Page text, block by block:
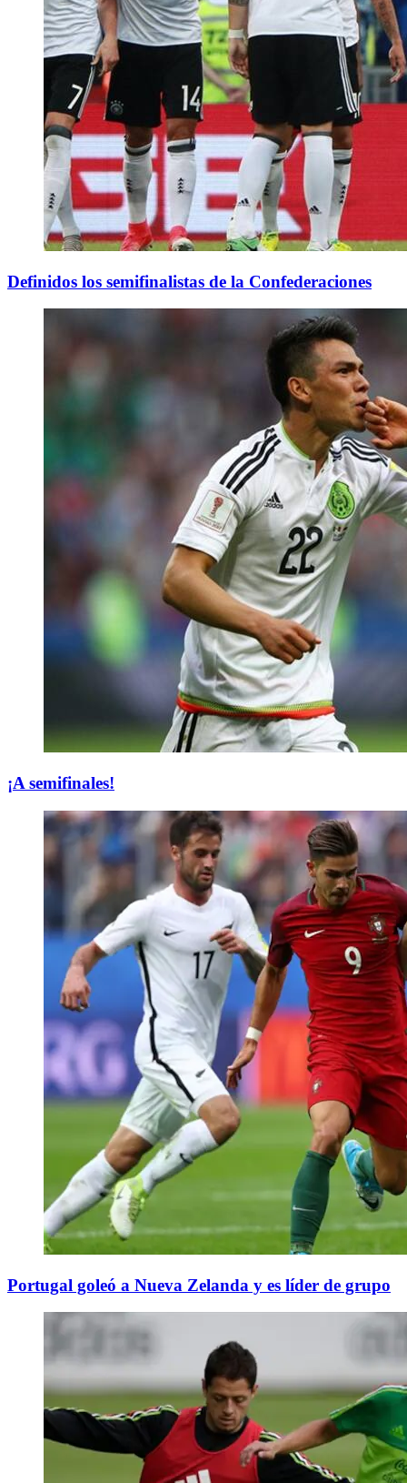
Definidos los semifinalistas de la Confederaciones
¡A semifinales!
Portugal goleó a Nueva Zelanda y es líder de grupo